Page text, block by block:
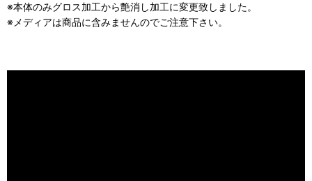
※本体のみグロス加工から艶消し加工に変更致しました。
※メディアは商品に含みませんのでご注意下さい。